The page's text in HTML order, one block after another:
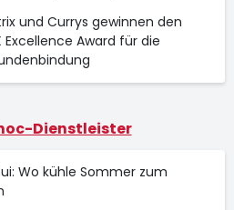
und Currys gewinnen den
Excellence Award für die
Dienstleister
Wo kühle Sommer zum